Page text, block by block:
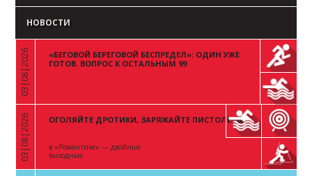
НОВОСТИ
«
03|08|2026
«БЕГОВОЙ БЕРЕГОВОЙ БЕСПРЕДЕЛ»: ОДИН УЖЕ
ГОТОВ. ВОПРОС К ОСТАЛЬНЫМ 99
«
03|08|2026 ОГОЛЯЙТЕ ДРОТИКИ, ЗАРЯЖАЙТЕ ПИСТОЛЕТЫ
в «Романтике» — двойные
выходные